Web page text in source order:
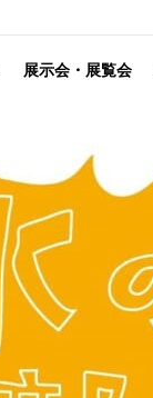
展示会・展覧会